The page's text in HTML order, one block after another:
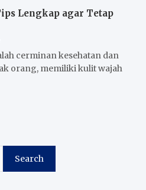
Lengkap agar Tetap
cerminan kesehatan dan
orang, memiliki kulit wajah
Search